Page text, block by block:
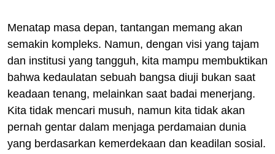
Menatap masa depan, tantangan memang akan
semakin kompleks. Namun, dengan visi yang tajam
dan institusi yang tangguh, kita mampu membuktikan
bahwa kedaulatan sebuah bangsa diuji bukan saat
keadaan tenang, melainkan saat badai menerjang.
Kita tidak mencari musuh, namun kita tidak akan
pernah gentar dalam menjaga perdamaian dunia
yang berdasarkan kemerdekaan dan keadilan sosial.